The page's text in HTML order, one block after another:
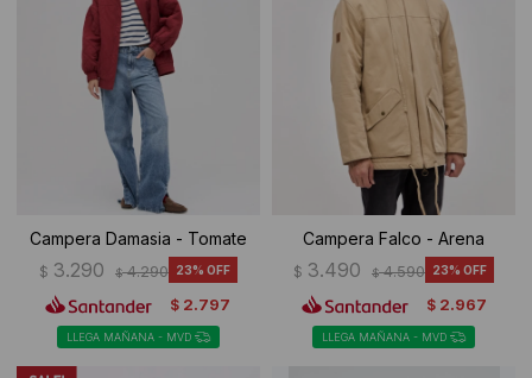
Campera Damasia - Tomate
$ 3.290 $ 4.290 23
$ 2.797
LLEGA MAÑANA - MVD
Campera Falco - Arena
$ 3.490 $ 4.590 23
$ 2.967
LLEGA MAÑANA - MVD